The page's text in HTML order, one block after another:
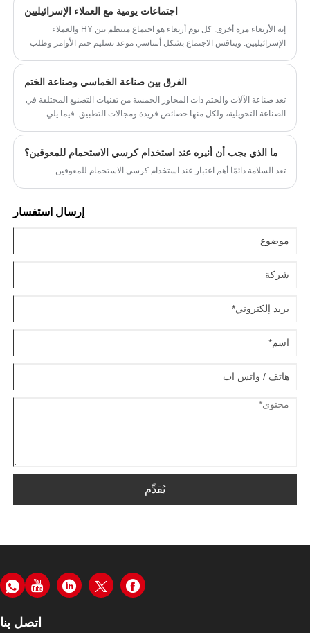
اجتماعات يومية مع العملاء الإسرائيليين
إنه الأربعاء مرة أخرى. كل يوم أربعاء هو اجتماع منتظم بين HY والعملاء
الإسرائيليين. ويناقش الاجتماع بشكل أساسي موعد تسليم ختم الأوامر وطلب
الفرق بين صناعة الخماسي وصناعة الختم
تعد صناعة الآلات والختم ذات المحاور الخمسة من تقنيات التصنيع المختلفة في
الصناعة التحويلية، ولكل منها خصائص فريدة ومجالات التطبيق. فيما يلي
ما الذي يجب أن أنيره عند استخدام كرسي الاستحمام للمعوقين؟
تعد السلامة دائمًا أهم اعتبار عند استخدام كرسي الاستحمام للمعوقين.
إرسال استفسار
يُقدِّم
اتصل بنا